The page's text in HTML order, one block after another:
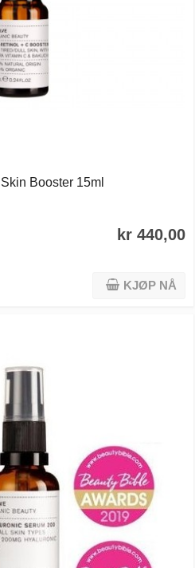
Booster 15ml
kr 440,00
KJØP NÅ